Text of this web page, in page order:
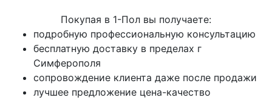
Покупая в 1-Пол вы получаете:
подробную профессиональную консультацию
бесплатную доставку в пределах г
Симферополя
сопровождение клиента даже после продажи
лучшее предложение цена-качество